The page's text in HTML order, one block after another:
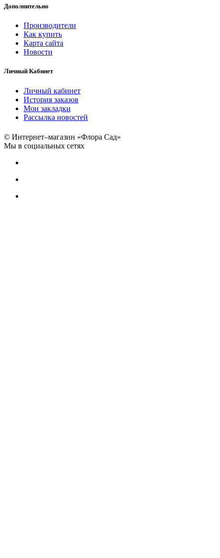
Дополнительно
Производители
Как купить
Карта сайта
Новости
Личный Кабинет
Личный кабинет
История заказов
Мои закладки
Рассылка новостей
© Интернет–магазин «Флора Сад»
Мы в социальных сетях